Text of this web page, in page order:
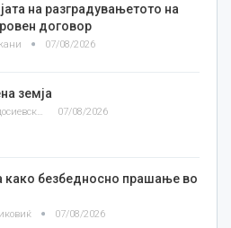
на разградувањетото на
договор
07/08/2026
земја
Златко Теодосиевски 07/08/2026
како безбедносно прашање во
07/08/2026